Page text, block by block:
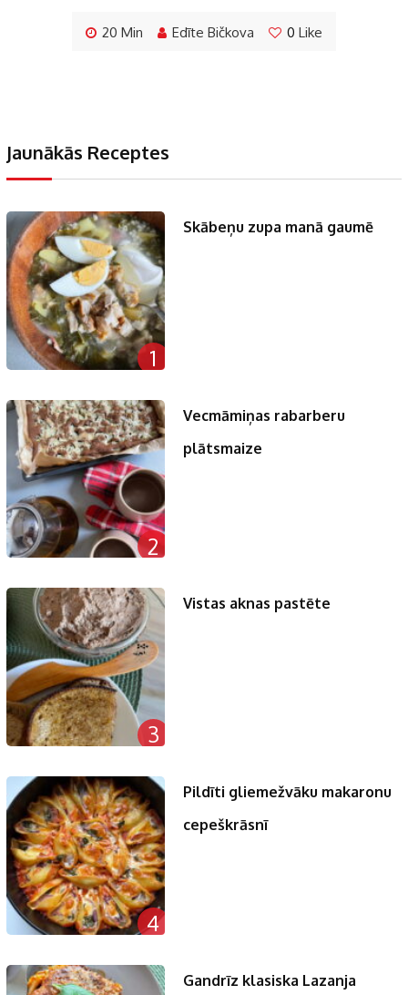
20 Min Edīte Bičkova 0 Like
Jaunākās Receptes
1
Skābeņu zupa manā gaumē
2
Vecmāmiņas rabarberu
plātsmaize
3
Vistas aknas pastēte
4
Pildīti gliemežvāku makaronu
cepeškrāsnī
Gandrīz klasiska Lazanja